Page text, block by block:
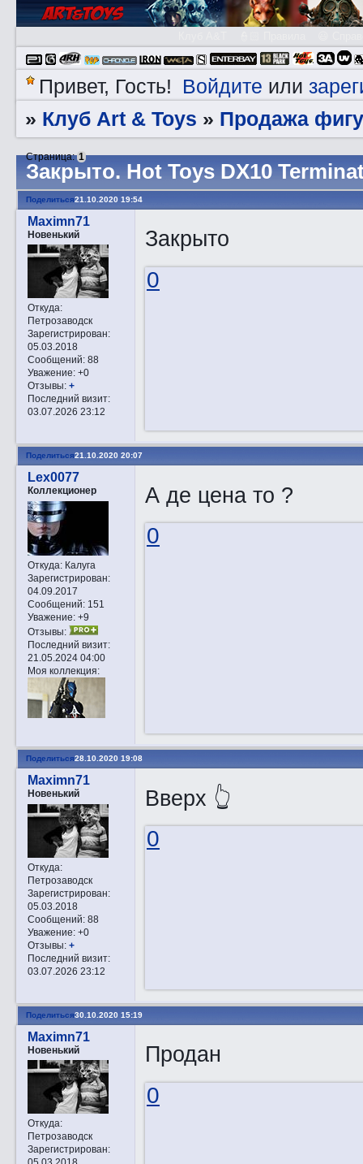
Привет, Гость! Войдите или
» Клуб Art & Toys » Продажа
Закрытo. Hot Toys DX10
Страница:1
Поделиться21.10.2020 19:54
Maximn71
Новенький
Откуда:
Петрозаводск
Зарегистрирован:
05.03.2018
Сообщений:88
Уважение: +0
Отзывы: +
Последний визит:
03.07.2026 23:12
Закрыто
0
Поделиться21.10.2020 20:07
Lex0077
Коллекционер
Откуда:Калуга
Зарегистрирован:
04.09.2017
Сообщений:151
Уважение: +9
Отзывы:
Последний визит:
21.05.2024 04:00
Моя коллекция:
А де цена то ?
0
Поделиться28.10.2020 19:08
Maximn71
Новенький
Откуда:
Петрозаводск
Зарегистрирован:
05.03.2018
Сообщений:88
Уважение: +0
Отзывы: +
Последний визит:
03.07.2026 23:12
Вверх 👆
0
Поделиться30.10.2020 15:19
Maximn71
Новенький
Откуда:
Петрозаводск
Зарегистрирован:
Продан
0